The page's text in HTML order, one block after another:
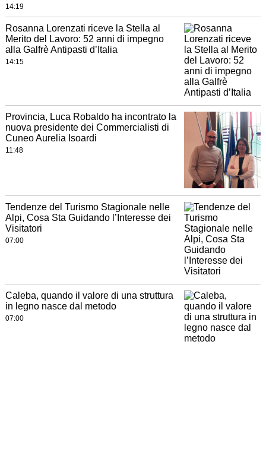
14:19
Rosanna Lorenzati riceve la Stella al
Merito del Lavoro: 52 anni di impegno
alla Galfrè Antipasti d’Italia
14:15
Provincia, Luca Robaldo ha incontrato la
nuova presidente dei Commercialisti di
Cuneo Aurelia Isoardi
11:48
Tendenze del Turismo Stagionale nelle
Alpi, Cosa Sta Guidando l’Interesse dei
Visitatori
07:00
Caleba, quando il valore di una struttura
in legno nasce dal metodo
07:00